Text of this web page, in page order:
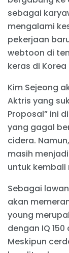
sebagai
mengalami
pekerjaan
webtoon di
keras di
Kim Sejeong
Aktris yang
Proposal” ini
yang gagal
cidera.
masih
untuk kembali
Sebagai
akan
young
dengan IQ
Meskipun